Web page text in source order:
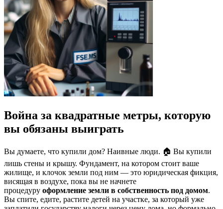
Война за квадратные метры, которую
вы обязаны выиграть
Вы думаете, что купили дом? Наивные люди. 🏠 Вы купили
лишь стены и крышу. Фундамент, на котором стоит ваше
жилище, и клочок земли под ним — это юридическая фикция,
висящая в воздухе, пока вы не начнете
процедуру оформление земли в собственность под домом.
Вы спите, едите, растите детей на участке, за который уже